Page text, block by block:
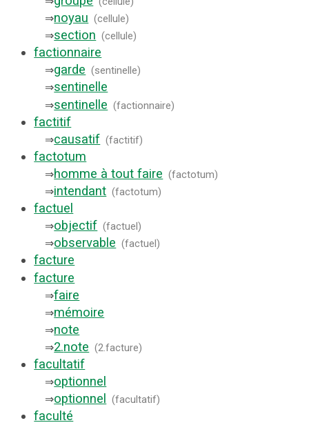
⇒noyau (cellule)
⇒section (cellule)
factionnaire
⇒garde (sentinelle)
⇒sentinelle
⇒sentinelle (factionnaire)
factitif
⇒causatif (factitif)
factotum
⇒homme à tout faire (factotum)
⇒intendant (factotum)
factuel
⇒objectif (factuel)
⇒observable (factuel)
facture
facture
⇒faire
⇒mémoire
⇒note
⇒2.note (2.facture)
facultatif
⇒optionnel
⇒optionnel (facultatif)
faculté